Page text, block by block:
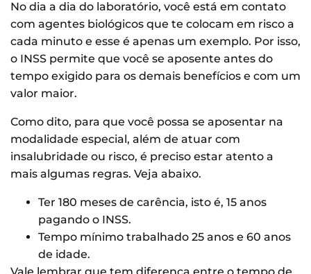
No dia a dia do laboratório, você está em contato
com agentes biológicos que te colocam em risco a
cada minuto e esse é apenas um exemplo. Por isso,
o INSS permite que você se aposente antes do
tempo exigido para os demais benefícios e com um
valor maior.
Como dito, para que você possa se aposentar na
modalidade especial, além de atuar com
insalubridade ou risco, é preciso estar atento a
mais algumas regras. Veja abaixo.
Ter 180 meses de carência, isto é, 15 anos
pagando o INSS.
Tempo mínimo trabalhado 25 anos e 60 anos
de idade.
Vale lembrar que tem diferença entre o tempo de